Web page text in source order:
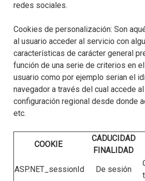
redes sociales.
Cookies de personalización: Son
al usuario acceder al servicio con
características de carácter general
función de una serie de criterios en
usuario como por ejemplo serian el
navegador a través del cual accede
configuración regional desde donde
etc.
COOKIE
CADUCIDAD
FINALIDAD
ASP.NET_sessionId De sesión